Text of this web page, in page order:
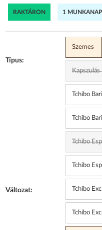
RAKTÁRON 1
Típus:
Szemes
Változat:
Tchibo
Tchibo
Tchibo
Tchibo
Tchibo
Tchibo